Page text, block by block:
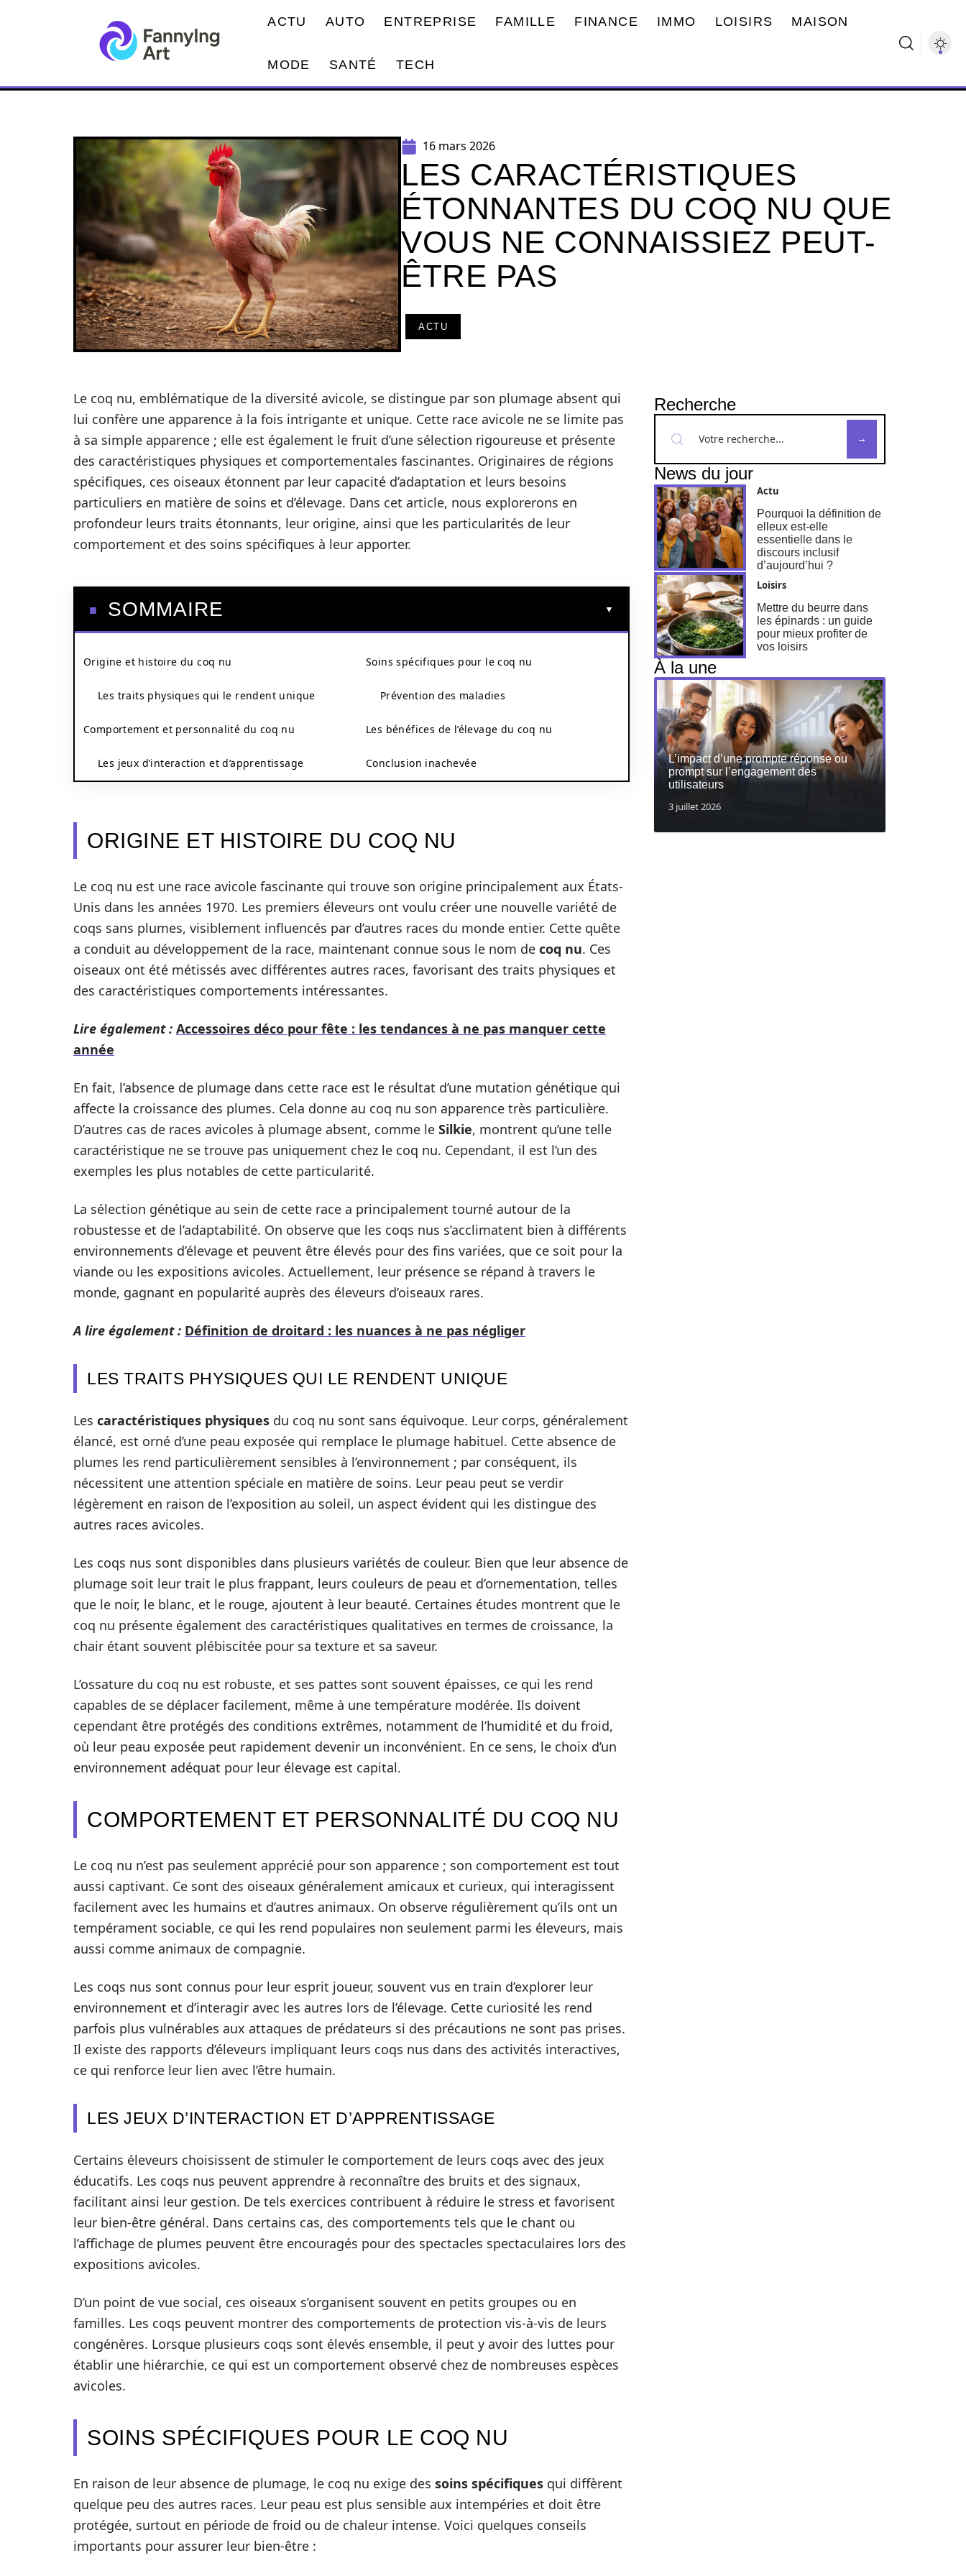
ACTU AUTO ENTREPRISE FAMILLE FINANCE IMMO LOISIRS MAISON
MODE SANTÉ TECH
16 mars 2026
LES CARACTÉRISTIQUES
ÉTONNANTES DU COQ NU QUE
VOUS NE CONNAISSIEZ PEUT-
ÊTRE PAS
ACTU
Le coq nu, emblématique de la diversité avicole, se distingue par son plumage absent qui
lui confère une apparence à la fois intrigante et unique. Cette race avicole ne se limite pas
à sa simple apparence ; elle est également le fruit d’une sélection rigoureuse et présente
des caractéristiques physiques et comportementales fascinantes. Originaires de régions
spécifiques, ces oiseaux étonnent par leur capacité d’adaptation et leurs besoins
particuliers en matière de soins et d’élevage. Dans cet article, nous explorerons en
profondeur leurs traits étonnants, leur origine, ainsi que les particularités de leur
comportement et des soins spécifiques à leur apporter.
SOMMAIRE
Origine et histoire du coq nu
Les traits physiques qui le rendent unique
Comportement et personnalité du coq nu
Les jeux d’interaction et d’apprentissage
Soins spécifiques pour le coq nu
Prévention des maladies
Les bénéfices de l’élevage du coq nu
Conclusion inachevée
ORIGINE ET HISTOIRE DU COQ NU
Le coq nu est une race avicole fascinante qui trouve son origine principalement aux États-
Unis dans les années 1970. Les premiers éleveurs ont voulu créer une nouvelle variété de
coqs sans plumes, visiblement influencés par d’autres races du monde entier. Cette quête
a conduit au développement de la race, maintenant connue sous le nom de coq nu. Ces
oiseaux ont été métissés avec différentes autres races, favorisant des traits physiques et
des caractéristiques comportements intéressantes.
Lire également : Accessoires déco pour fête : les tendances à ne pas manquer cette
année
En fait, l’absence de plumage dans cette race est le résultat d’une mutation génétique qui
affecte la croissance des plumes. Cela donne au coq nu son apparence très particulière.
D’autres cas de races avicoles à plumage absent, comme le Silkie, montrent qu’une telle
caractéristique ne se trouve pas uniquement chez le coq nu. Cependant, il est l’un des
exemples les plus notables de cette particularité.
La sélection génétique au sein de cette race a principalement tourné autour de la
robustesse et de l’adaptabilité. On observe que les coqs nus s’acclimatent bien à différents
environnements d’élevage et peuvent être élevés pour des fins variées, que ce soit pour la
viande ou les expositions avicoles. Actuellement, leur présence se répand à travers le
monde, gagnant en popularité auprès des éleveurs d’oiseaux rares.
A lire également : Définition de droitard : les nuances à ne pas négliger
LES TRAITS PHYSIQUES QUI LE RENDENT UNIQUE
Les caractéristiques physiques du coq nu sont sans équivoque. Leur corps, généralement
élancé, est orné d’une peau exposée qui remplace le plumage habituel. Cette absence de
plumes les rend particulièrement sensibles à l’environnement ; par conséquent, ils
nécessitent une attention spéciale en matière de soins. Leur peau peut se verdir
légèrement en raison de l’exposition au soleil, un aspect évident qui les distingue des
autres races avicoles.
Les coqs nus sont disponibles dans plusieurs variétés de couleur. Bien que leur absence de
plumage soit leur trait le plus frappant, leurs couleurs de peau et d’ornementation, telles
que le noir, le blanc, et le rouge, ajoutent à leur beauté. Certaines études montrent que le
coq nu présente également des caractéristiques qualitatives en termes de croissance, la
chair étant souvent plébiscitée pour sa texture et sa saveur.
L’ossature du coq nu est robuste, et ses pattes sont souvent épaisses, ce qui les rend
capables de se déplacer facilement, même à une température modérée. Ils doivent
cependant être protégés des conditions extrêmes, notamment de l’humidité et du froid,
où leur peau exposée peut rapidement devenir un inconvénient. En ce sens, le choix d’un
environnement adéquat pour leur élevage est capital.
COMPORTEMENT ET PERSONNALITÉ DU COQ NU
Le coq nu n’est pas seulement apprécié pour son apparence ; son comportement est tout
aussi captivant. Ce sont des oiseaux généralement amicaux et curieux, qui interagissent
facilement avec les humains et d’autres animaux. On observe régulièrement qu’ils ont un
tempérament sociable, ce qui les rend populaires non seulement parmi les éleveurs, mais
aussi comme animaux de compagnie.
Les coqs nus sont connus pour leur esprit joueur, souvent vus en train d’explorer leur
environnement et d’interagir avec les autres lors de l’élevage. Cette curiosité les rend
parfois plus vulnérables aux attaques de prédateurs si des précautions ne sont pas prises.
Il existe des rapports d’éleveurs impliquant leurs coqs nus dans des activités interactives,
ce qui renforce leur lien avec l’être humain.
LES JEUX D’INTERACTION ET D’APPRENTISSAGE
Certains éleveurs choisissent de stimuler le comportement de leurs coqs avec des jeux
éducatifs. Les coqs nus peuvent apprendre à reconnaître des bruits et des signaux,
facilitant ainsi leur gestion. De tels exercices contribuent à réduire le stress et favorisent
leur bien-être général. Dans certains cas, des comportements tels que le chant ou
l’affichage de plumes peuvent être encouragés pour des spectacles spectaculaires lors des
expositions avicoles.
D’un point de vue social, ces oiseaux s’organisent souvent en petits groupes ou en
familles. Les coqs peuvent montrer des comportements de protection vis-à-vis de leurs
congénères. Lorsque plusieurs coqs sont élevés ensemble, il peut y avoir des luttes pour
établir une hiérarchie, ce qui est un comportement observé chez de nombreuses espèces
avicoles.
SOINS SPÉCIFIQUES POUR LE COQ NU
En raison de leur absence de plumage, le coq nu exige des soins spécifiques qui diffèrent
quelque peu des autres races. Leur peau est plus sensible aux intempéries et doit être
protégée, surtout en période de froid ou de chaleur intense. Voici quelques conseils
importants pour assurer leur bien-être :
Recherche
News du jour
Actu
Pourquoi la définition de
elleux est-elle
essentielle dans le
discours inclusif
d’aujourd’hui ?
Loisirs
Mettre du beurre dans
les épinards : un guide
pour mieux profiter de
vos loisirs
À la une
L’impact d’une prompte réponse ou
prompt sur l’engagement des
utilisateurs
3 juillet 2026